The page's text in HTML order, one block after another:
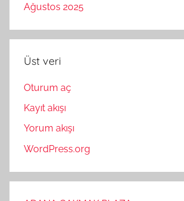
Ağustos 2025
Üst veri
Oturum aç
Kayıt akışı
Yorum akışı
WordPress.org